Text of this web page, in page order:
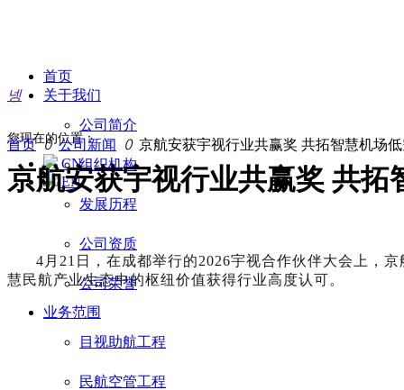
首页
关于我们
公司简介
组织机构
发展历程
公司资质
公司荣誉
业务范围
目视助航工程
民航空管工程
CN
EN
넹
您现在的位置：
首页 ꄲ 公司新闻 ꄲ 京航安获宇视行业共赢奖 共拓智慧机场
京航安获宇视行业共赢奖 共拓
4月21日，在成都举行的2026宇视合作伙伴大会上，
慧民航产业生态中的枢纽价值获得行业高度认可。